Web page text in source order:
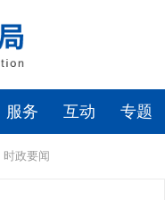
服务 互动 专题
时政要闻